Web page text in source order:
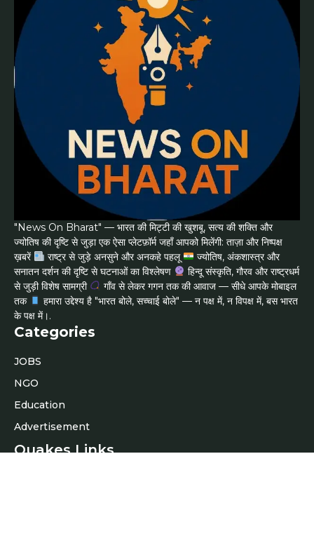
"News On Bharat" — भारत की मिट्टी की खुशबू, सत्य की शक्ति और
ज्योतिष की दृष्टि से जुड़ा एक ऐसा प्लेटफ़ॉर्म जहाँ आपको मिलेंगी: ताज़ा और निष्पक्ष
ख़बरें
राष्ट्र से जुड़े अनसुने और अनकहे पहलू
ज्योतिष, अंकशास्त्र और
सनातन दर्शन की दृष्टि से घटनाओं का विश्लेषण
हिन्दू संस्कृति, गौरव और राष्ट्रधर्म
से जुड़ी विशेष सामग्री
गाँव से लेकर गगन तक की आवाज — सीधे आपके मोबाइल
तक
हमारा उद्देश्य है "भारत बोले, सच्चाई बोले" — न पक्ष में, न विपक्ष में, बस भारत
के पक्ष में।.
Categories
JOBS
NGO
Education
Advertisement
Quakes Links